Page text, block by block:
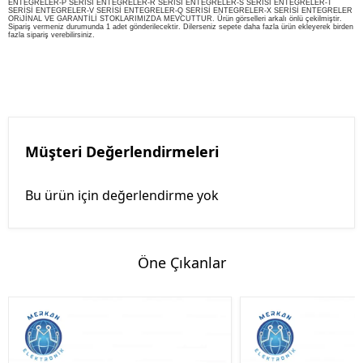
ENTEGRELER-P SERİSİ ENTEGRELER-R SERİSİ ENTEGRELER-S SERİSİ ENTEGRELER-T
SERİSİ ENTEGRELER-V SERİSİ ENTEGRELER-Q SERİSİ ENTEGRELER-X SERİSİ ENTEGRELER
ORiJİNAL VE GARANTİLİ STOKLARIMIZDA MEVCUTTUR. Ürün görselleri arkalı önlü çekilmiştir.
Sipariş vermeniz durumunda 1 adet gönderilecektir. Dilerseniz sepete daha fazla ürün ekleyerek birden
fazla sipariş verebilirsiniz.
Müşteri Değerlendirmeleri
Bu ürün için değerlendirme yok
Öne Çıkanlar